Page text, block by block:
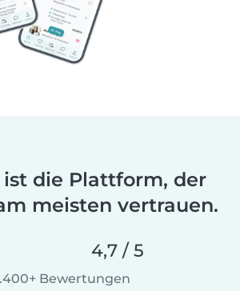
ist die Plattform, der
meisten vertrauen.
4,7 / 5
Bewertungen